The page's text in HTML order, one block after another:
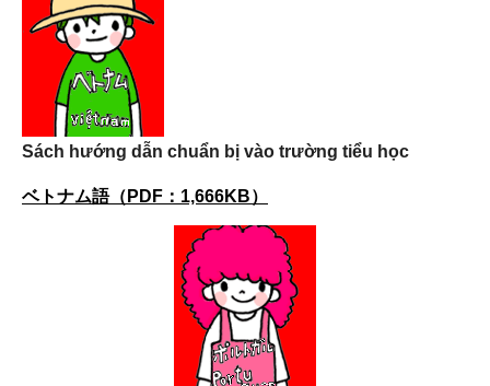
Sách hướng dẫn chuẩn bị vào trường tiểu học
ベトナム語（PDF：1,666KB）